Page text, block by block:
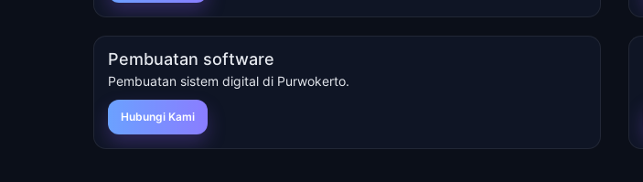
Pembuatan software
Pembuatan sistem digital di Purwokerto.
Hubungi Kami